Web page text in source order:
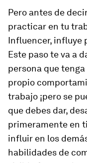
Pero antes de
practicar en tu
Influencer, influye
Este paso te va a
persona que
propio
trabajo ¡pero se
que debes dar,
primeramente en
influir en los
habilidades de